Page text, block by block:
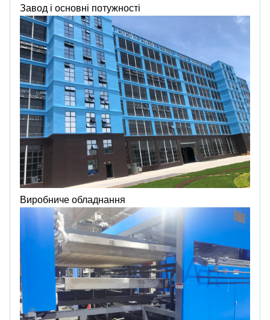
Завод і основні потужності
Виробниче обладнання